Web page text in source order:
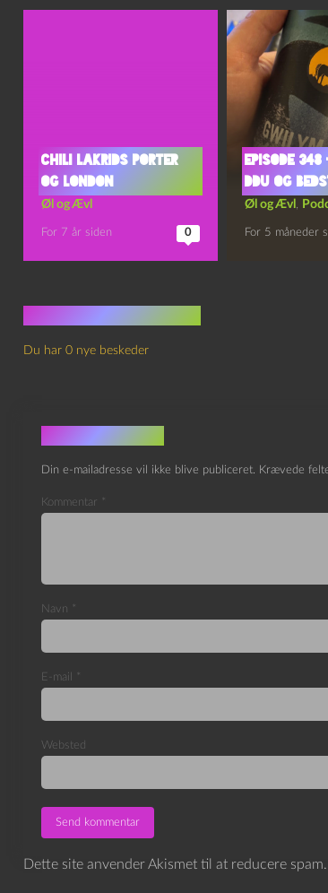
Chili Lakrids Porter
og London
Øl og Ævl
For 7 år siden 0
Episode 348
Ddu og
Øl og Ævl ,
For 5 måneder
Du har 0 nye beskeder
Skriv et svar
Din e-mailadresse vil ikke blive publiceret. Krævede
Kommentar *
Navn *
E-mail *
Websted
Dette site anvender Akismet til at reducere spam.